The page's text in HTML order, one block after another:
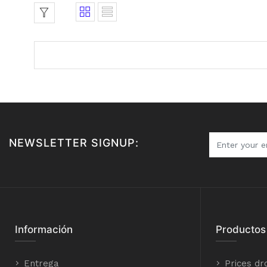
NEWSLETTER SIGNUP:
Información
Entrega
Productos
Prices